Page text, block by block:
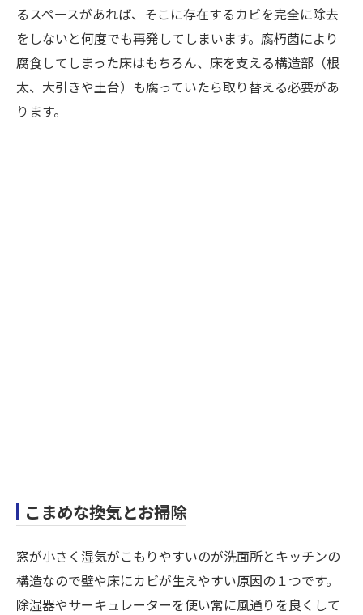
るスペースがあれば、そこに存在するカビを完全に除去
をしないと何度でも再発してしまいます。腐朽菌により
腐食してしまった床はもちろん、床を支える構造部（根
太、大引きや土台）も腐っていたら取り替える必要があ
ります。
こまめな換気とお掃除
窓が小さく湿気がこもりやすいのが洗面所とキッチンの
構造なので壁や床にカビが生えやすい原因の１つです。
除湿器やサーキュレーターを使い常に風通りを良くして